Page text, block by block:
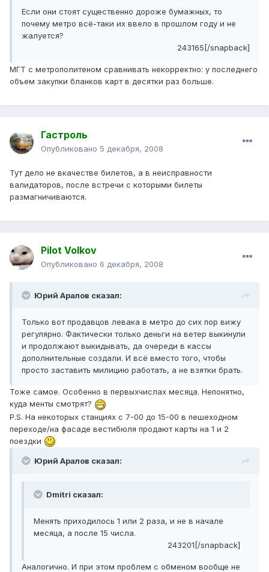
Если они стоят существенно дороже бумажных, то
почему метро всё-таки их ввело в прошлом году и не
жалуется?
243165[/snapback]
МГТ с метрополитеном сравнивать некорректно: у последнего
объем закупки бланков карт в десятки раз больше.
Гастроль
Опубликовано 5 декабря, 2008
Тут дело не вкачестве билетов, а в неисправности
валидаторов, после встречи с которыми билеты
размагничиваются.
Pilot Volkov
Опубликовано 6 декабря, 2008
Юрий Аралов сказал:
Только вот продавцов левака в метро до сих пор вижу
регулярно. Фактически только деньги на ветер выкинули
и продолжают выкидывать, да очереди в кассы
дополнительные создали. И всё вместо того, чтобы
просто заставить милицию работать, а не взятки брать.
Тоже самое. Особенно в первыхчислах месяца. Непонятно,
куда менты смотрят?
P.S. На некоторых станциях с 7-00 до 15-00 в пешеходном
переходе/на фасаде вестибюля продают карты на 1 и 2
поездки
Юрий Аралов сказал:
Dmitri сказал:
Менять приходилось 1 или 2 раза, и не в начале
месяца, а после 15 числа.
243201[/snapback]
Аналогично. И при этом проблем с обменом вообще не